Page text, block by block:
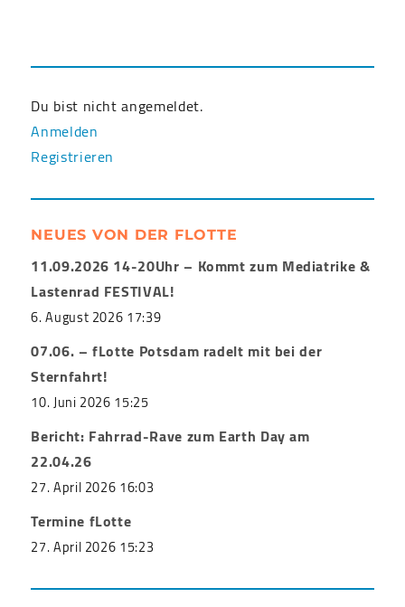
Du bist nicht angemeldet.
Anmelden
Registrieren
NEUES VON DER FLOTTE
11.09.2026 14-20Uhr – Kommt zum Mediatrike &
Lastenrad FESTIVAL!
6. August 2026 17:39
07.06. – fLotte Potsdam radelt mit bei der
Sternfahrt!
10. Juni 2026 15:25
Bericht: Fahrrad-Rave zum Earth Day am
22.04.26
27. April 2026 16:03
Termine fLotte
27. April 2026 15:23